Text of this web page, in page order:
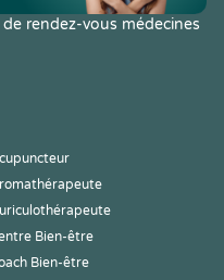
rendez-vous médecines
Bien-être
Bien-être